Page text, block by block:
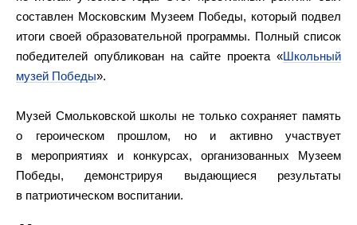
составлен Московским Музеем Победы, который подвел
итоги своей образовательной программы. Полный список
победителей опубликован на сайте проекта «Школьный
музей Победы».
Музей Смольковской школы не только сохраняет память
о героическом прошлом, но и активно участвует
в мероприятиях и конкурсах, организованных Музеем
Победы, демонстрируя выдающиеся результаты
в патриотическом воспитании.